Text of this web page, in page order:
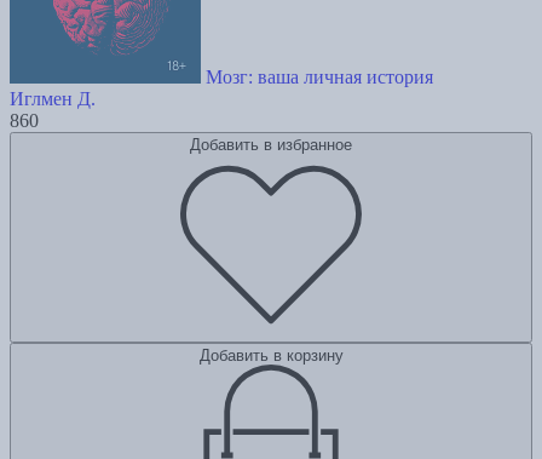
Мозг: ваша личная история
Иглмен Д.
860
Добавить в избранное
Добавить в корзину